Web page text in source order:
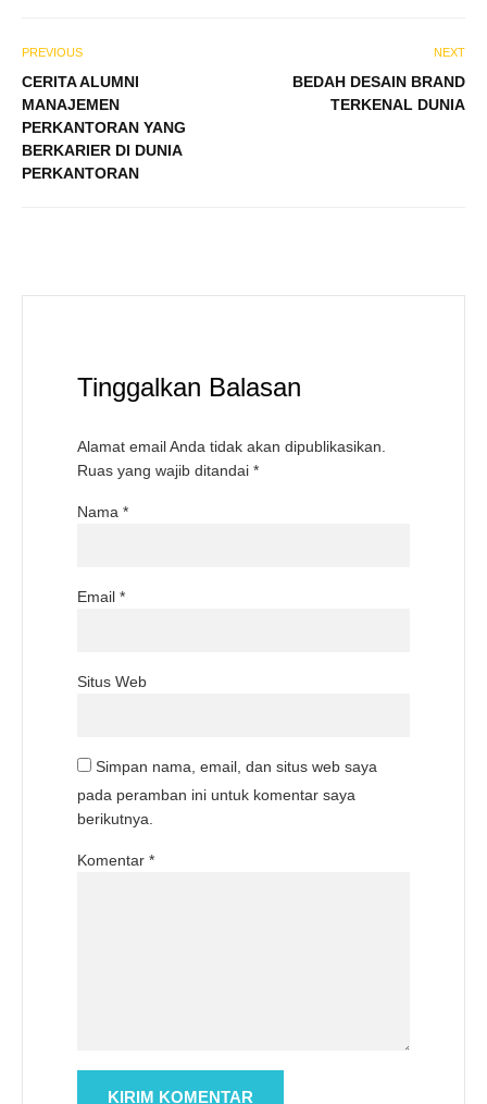
PREVIOUS
CERITA ALUMNI
MANAJEMEN
PERKANTORAN YANG
BERKARIER DI DUNIA
PERKANTORAN
NEXT
BEDAH DESAIN BRAND
TERKENAL DUNIA
Tinggalkan Balasan
Alamat email Anda tidak akan dipublikasikan.
Ruas yang wajib ditandai *
Nama *
Email *
Situs Web
Simpan nama, email, dan situs web saya
pada peramban ini untuk komentar saya
berikutnya.
Komentar *